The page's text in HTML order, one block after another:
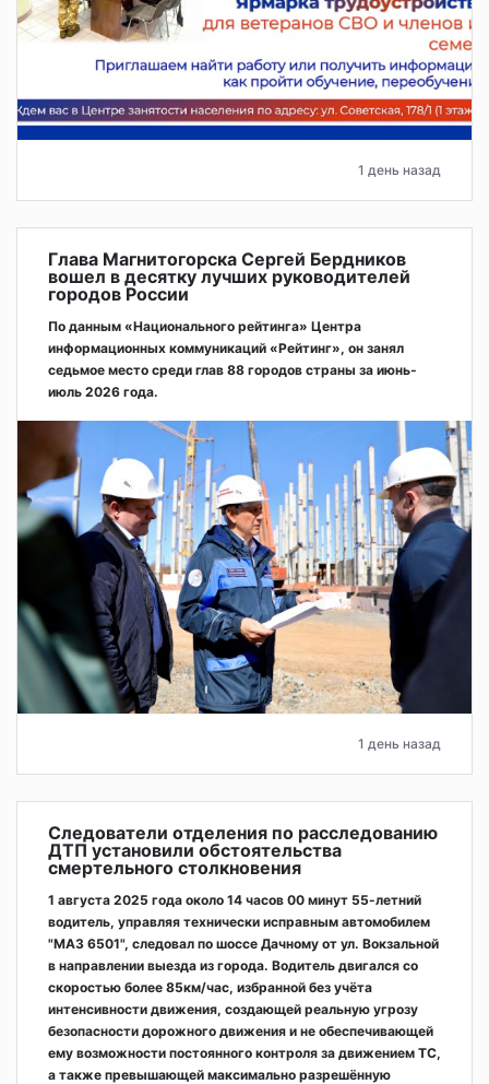
1 день назад
Глава Магнитогорска Сергей Бердников
вошел в десятку лучших руководителей
городов России
По данным «Национального рейтинга» Центра
информационных коммуникаций «Рейтинг», он занял
седьмое место среди глав 88 городов страны за июнь-
июль 2026 года.
1 день назад
Следователи отделения по расследованию
ДТП установили обстоятельства
смертельного столкновения
1 августа 2025 года около 14 часов 00 минут 55-летний
водитель, управляя технически исправным автомобилем
"МАЗ 6501", следовал по шоссе Дачному от ул. Вокзальной
в направлении выезда из города. Водитель двигался со
скоростью более 85км/час, избранной без учёта
интенсивности движения, создающей реальную угрозу
безопасности дорожного движения и не обеспечивающей
ему возможности постоянного контроля за движением ТС,
а также превышающей максимально разрешённую